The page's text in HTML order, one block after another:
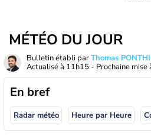
MÉTÉO DU JOUR
Bulletin établi parThomas
Actualisé à 11h15 - Prochaine mise
En bref
Radar météo Heure par Heure